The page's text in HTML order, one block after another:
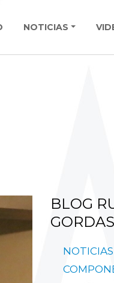
NOTICIAS
BLOG
GORDAS
NOTICIAS